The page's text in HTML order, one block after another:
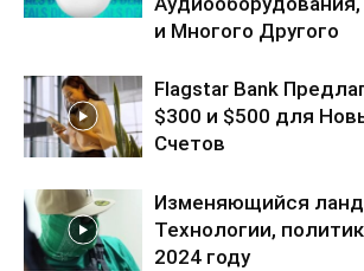
и Многого Другого
Flagstar Bank
$300 и $500 для
Счетов
Изменяющийся
Технологии,
2024 году